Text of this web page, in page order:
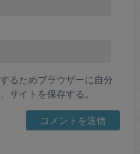
るためブラウザーに自分
サイトを保存する。